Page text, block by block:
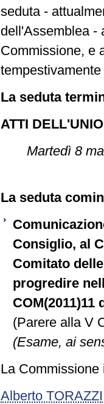
seduta -
dell'Assemblea -
Commissione, e
La seduta
ATTI
Martedì 8
La seduta
Consiglio, al
Comitato
progredire
COM(2011)11
(Parere alla V
(Esame, ai
La
Alberto TORAZZI